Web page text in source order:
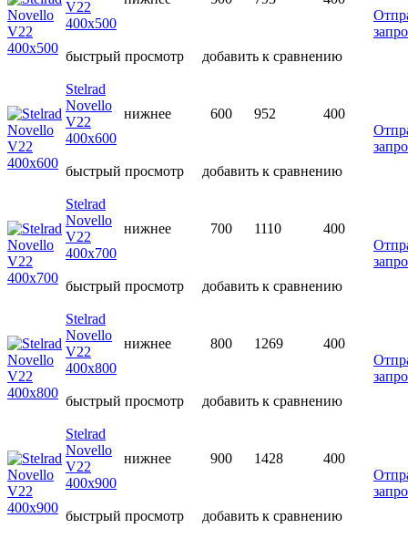
V22
400х500
быстрый просмотр
добавить к сравнению
Stelrad
Novello
V22
400х600
нижнее 600 952
400
быстрый просмотр
добавить к сравнению
Stelrad
Novello
V22
400х700
нижнее 700 1110
400
быстрый просмотр
добавить к сравнению
Stelrad
Novello
V22
400х800
нижнее 800 1269
400
быстрый просмотр
добавить к сравнению
Stelrad
Novello
V22
400х900
нижнее 900 1428
400
быстрый просмотр
добавить к сравнению